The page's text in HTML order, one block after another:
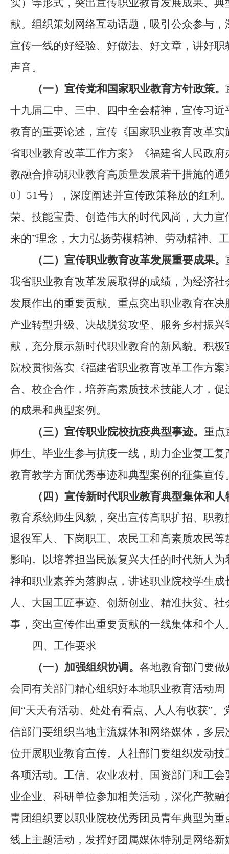
实） 等形式，突出宣传职业教育发展成果、典
献。组织策划网络互动话题，吸引公众参与，
宣传一线的好经验、好做法、好文章，讲好职
声音。
（一）宣传党和国家职业教育方针政策。
十九届二中、三中、四中全会精神，宣传习近
教育的重要论述 ，宣传《国家职业教育改革实
省职业教育改革工作方案》《福建省人民政府
教融合推动职业教育高质量发展若干措施的通
0〕 51号）
，深度阐述并宣传政策释放的红利
荣、技能宝贵、创造伟大的时代风尚，大力宣
来的”理念，大力弘扬劳模精神、劳动精神、
（二）宣传职业教育改革发展重要成果。
我省职业教育改革发展取得的成绩，为经济社
发展作出的重要贡献。重点突出职业教育在决
产业转型升级、决战脱贫攻坚、服务乡村振兴
献，充分展示新时代职业教育的新风貌。 积极
院校贯彻落实 《福建省职业教育改革工作方案
合、 校企合作 ，培养高素质技术技能人才， 促
的成果和典型案例 。
（三）宣传职业院校抗疫典型事迹。 重点
师生、毕业生参与抗疫一线，助力企业复工
教育教学方面优秀事迹和典型案例 的征集宣传
（ 四 ）宣传新时代职业教育典型集体和人
教育系统师生风貌，突出宣传高职扩招、职教
退役军人、下岗职工、农民工和高素质农民等
影响。
以培养担当民族复兴大任的时代新人为
神和职业素养为落脚点， 讲述职业院校学生成
人、大国工匠事迹、创新创业、精准扶贫、
事，突出宣传作出重要贡献的一线集体和个人
四、工作要求
（一）加强组织协调 。 各地教育部门要
会同有关部门精心组织好本地职业教育活动周
间“天天有活动、处处有看点、人人有收获”。
信部门要组织当地主流媒体和网络媒体，多层
位开展职业教育宣传。人社部门要组织发动技
各项活动。工信、农业农村、 国资部门和工会
业企业、科研单位参加相关活动，深化产教
青团组织要以职业院校优秀团员青年典型为重
线上主题活动，发挥好团属媒体特别是网络新